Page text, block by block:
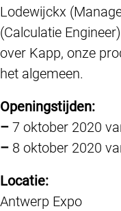
Lodewijckx
(Calculatie
over Kapp, onze
het algemeen.
Openingstijden:
– 7 oktober 2020
– 8 oktober 2020
Locatie:
Antwerp Expo